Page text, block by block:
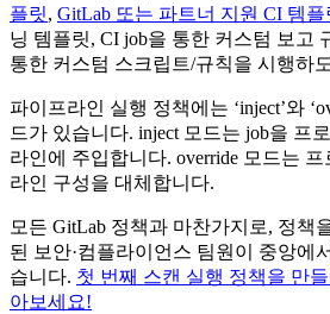
플릿, GitLab 또는 파트너 지원 CI 템플
닝 템플릿, CI job을 통한 커스텀 보고
통한 커스텀 스크립트/규칙을 시행하
파이프라인 실행 정책에는 ‘inject’와
드가 있습니다. inject 모드는 job을 프
라인에 주입합니다. override 모드는
라인 구성을 대체합니다.
모든 GitLab 정책과 마찬가지로, 정책
된 보안·컴플라이언스 팀원이 중앙에
습니다. 첫 번째 스캔 실행 정책을 만
아보세요!